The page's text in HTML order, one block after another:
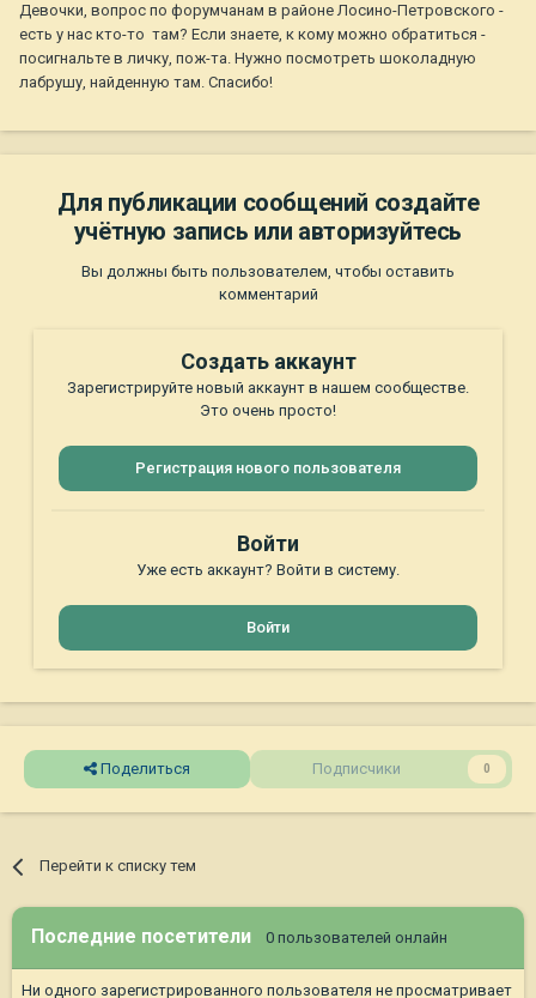
Девочки, вопрос по форумчанам в районе Лосино-Петровского -
есть у нас кто-то там? Если знаете, к кому можно обратиться -
посигнальте в личку, пож-та. Нужно посмотреть шоколадную
лабрушу, найденную там. Спасибо!
Для публикации сообщений создайте
учётную запись или авторизуйтесь
Вы должны быть пользователем, чтобы оставить
комментарий
Создать аккаунт
Зарегистрируйте новый аккаунт в нашем сообществе.
Это очень просто!
Регистрация нового пользователя
Войти
Уже есть аккаунт? Войти в систему.
Войти
Поделиться Подписчики 0
Перейти к списку тем
Последние посетители 0 пользователей онлайн
Ни одного зарегистрированного пользователя не просматривает